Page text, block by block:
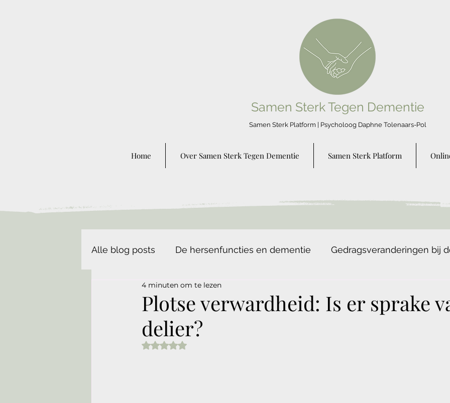
Samen Sterk Tegen Dementie
Samen Sterk Platform | Psycholoog Daphne Tolenaars-Pol
Home Over Samen Sterk Tegen Dementie Samen Sterk Platform
Alle blog posts De hersenfuncties en dementie Gedragsveranderingen bij
Plotse verwardheid: Is er sprake
delier?
4 minuten om te lezen
Beoordeeld met NaN uit 5 sterren.